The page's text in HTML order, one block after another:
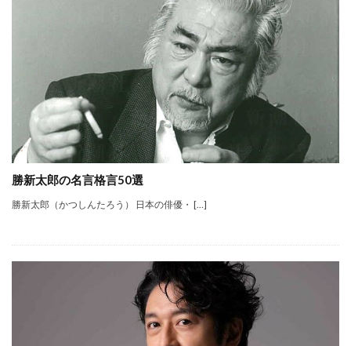
勝新太郎の名言格言50選
勝新太郎（かつしんたろう） 日本の俳優・ […]